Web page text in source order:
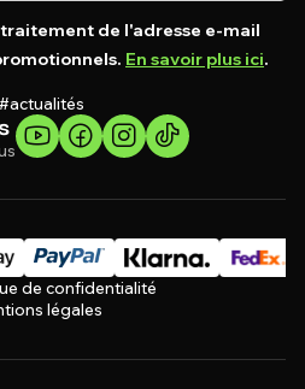
de l'adresse e-mail
En savoir plus ici.
de confidentialité
légales